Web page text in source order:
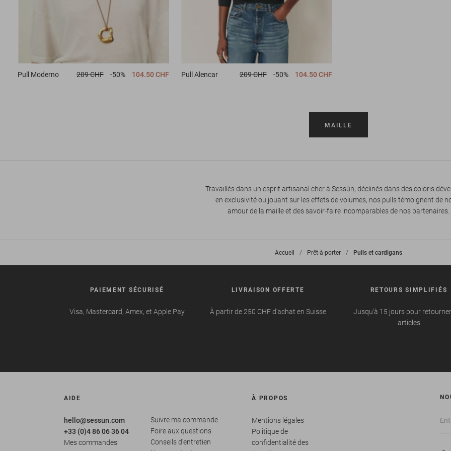
Pull Moderno 209 CHF -50% 104.50 CHF Pull Alencar 209 CHF -50% 104.50 CHF
MAILLE
Travaillés dans un esprit artisanal cher à Sessùn, déclinés dans des coloris
en exclusivité ou jouant sur les effets de volumes, nos pulls témoignent de
amour de la maille et des savoir-faire incomparables de nos partenaires.
Accueil >
Prêt-à-porter >
Pulls et cardigans
PAIEMENT SÉCURISÉ
Visa, Mastercard, Amex, et Apple Pay
LIVRAISON OFFERTE
À partir de 250 CHF d'achat en Suisse
RETOURS SIMPLIFIÉS
Jusqu'à 15 jours pour
articles
AIDE
hello@sessun.com
+33 (0)4 86 06 36 04
Mes commandes
Suivre ma commande
Foire aux questions
Conseils d'entretien
À PROPOS
Mentions légales
Politique de
confidentialité des